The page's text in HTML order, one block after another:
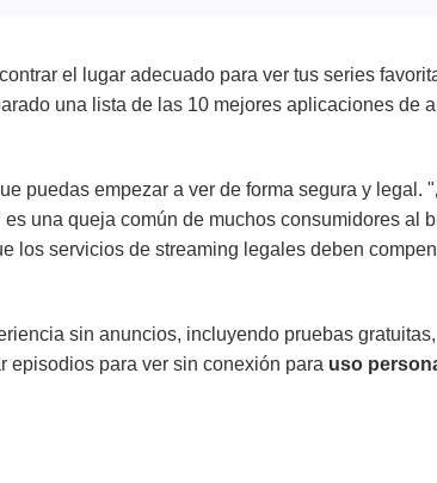
el lugar adecuado para ver tus series
una lista de las 10 mejores aplicaciones de
puedas empezar a ver de forma segura y legal.
una queja común de muchos consumidores al
los servicios de streaming legales deben
sin anuncios, incluyendo pruebas gratuitas,
episodios para ver sin conexión para uso